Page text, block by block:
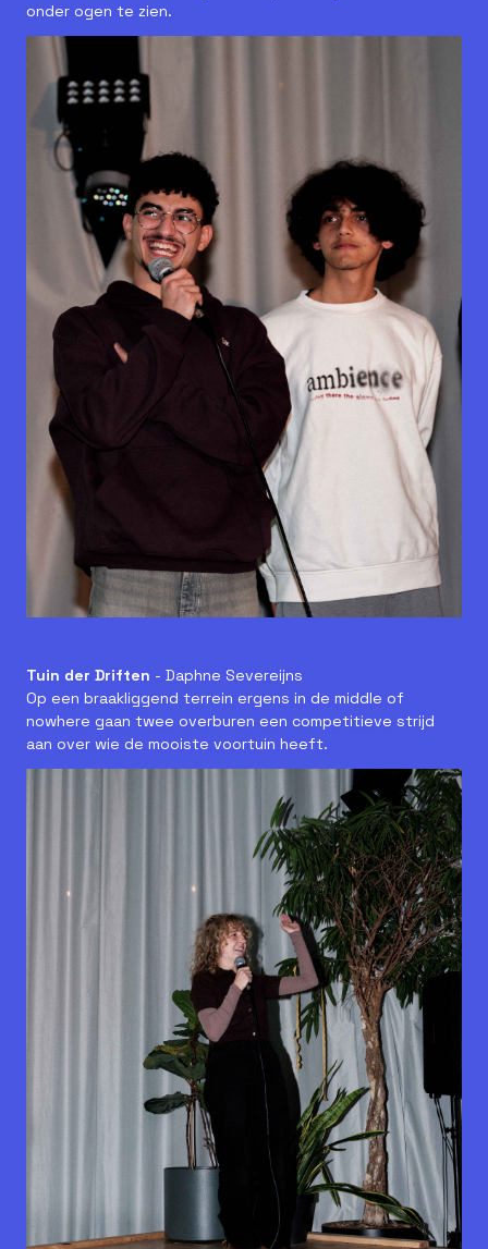
onder ogen te zien.
Tuin der Driften - Daphne Severeijns
Op een braakliggend terrein ergens in de middle of
nowhere gaan twee overburen een competitieve strijd
aan over wie de mooiste voortuin heeft.